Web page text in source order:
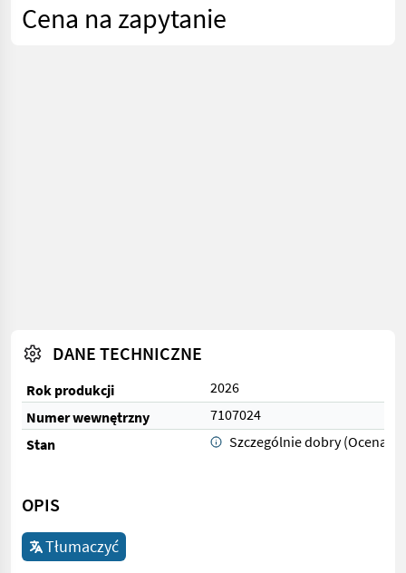
Cena na zapytanie
DANE TECHNICZNE
Rok produkcji
2026
Numer wewnętrzny
7107024
Stan
Szczególnie dobry (Ocena 1)
OPIS
Tłumaczyć